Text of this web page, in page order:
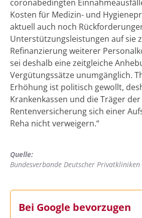
coronabedingten
Kosten für Medizin- und
aktuell auch noch
Unterstützungsleistungen auf sie
Refinanzierung weiterer
sei deshalb eine zeitgleiche
Vergütungssätze unumgänglich.
Erhöhung ist politisch gewollt,
Krankenkassen und die Träger
Rentenversicherung sich einer
Reha nicht verweigern.“
Quelle:
Bundesverbande Deutscher Privatkliniken
Bei Google bevorzugen